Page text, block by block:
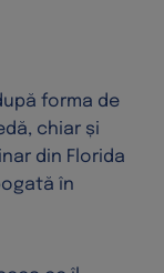
forma de
chiar și
din Florida
în